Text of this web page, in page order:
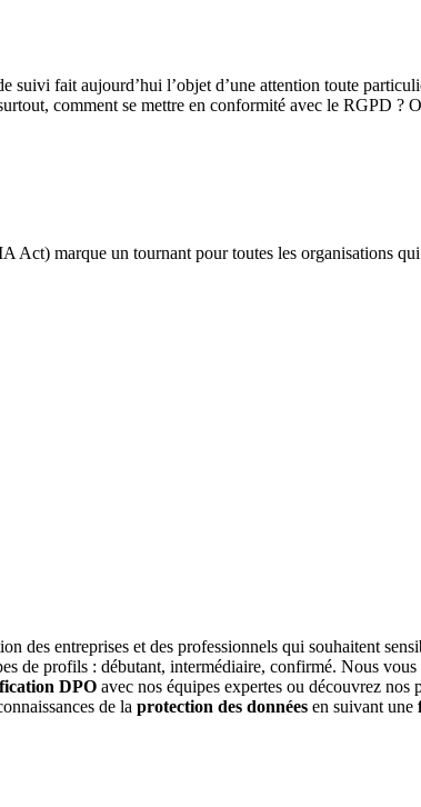
suivi fait aujourd’hui l’objet d’une attention toute
comment se mettre en conformité avec le RGPD ?
Act) marque un tournant pour toutes les organisations
des entreprises et des professionnels qui souhaitent
de profils : débutant, intermédiaire, confirmé. Nous
DPO avec nos équipes expertes ou découvrez
de la protection des données en suivant une